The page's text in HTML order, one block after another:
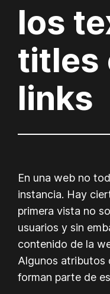
los
titles
links
En una web no
instancia. Hay
primera vista no
usuarios y sin
contenido de la
Algunos atributos
forman parte de